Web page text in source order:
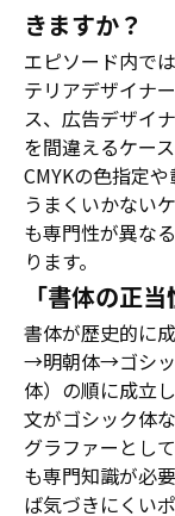
きますか？
エピソード内で
テリアデザイナ
ス、広告デザイ
を間違えるケー
CMYKの色指定
うまくいかない
も専門性が異な
ります。
「書体の正
書体が歴史的に
→明朝体→ゴシッ
体）の順に成立
文がゴシック体
グラファーとし
も専門知識が必
ば気づきにくい